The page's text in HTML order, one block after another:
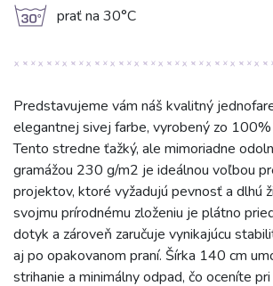
g prať na 30°C
Predstavujeme vám náš kvalitný
elegantnej sivej farbe, vyrobený zo
Tento stredne ťažký, ale mimoriadne
gramážou 230 g/m2 je ideálnou voľbou
projektov, ktoré vyžadujú pevnosť a dlhú
svojmu prírodnému zloženiu je plátno
dotyk a zároveň zaručuje vynikajúcu
aj po opakovanom praní. Šírka 140 cm
strihanie a minimálny odpad, čo oceníte pri